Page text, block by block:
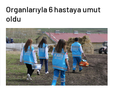
Organlarıyla 6 hastaya umut
oldu